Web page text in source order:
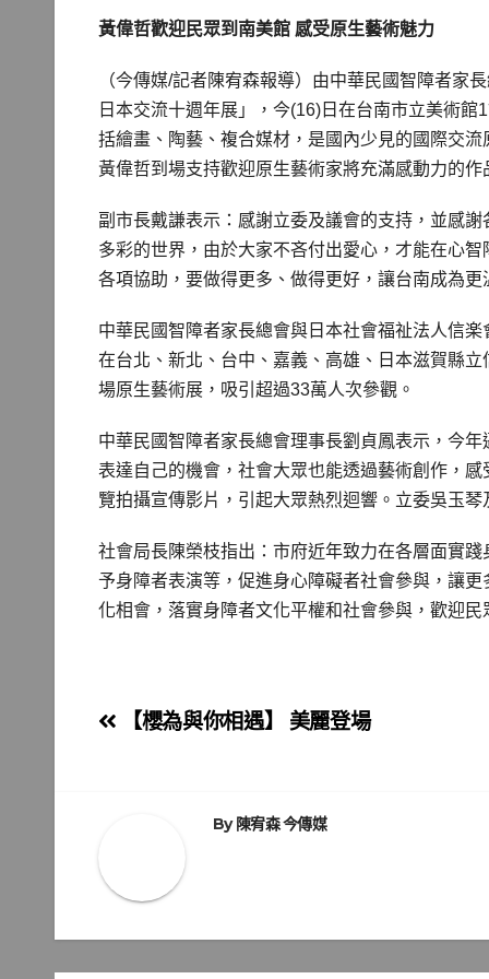
黃偉哲歡迎民眾到南美館 感受原生藝術魅力
（今傳媒/記者陳宥森報導） 由中華民國智障者家
日本交流十週年展」，今(16)日在台南市立美術
括繪畫、陶藝、複合媒材，是國內少見的國際交
黃偉哲到場支持歡迎原生藝術家將充滿感動力的
副市長戴謙表示：感謝立委及議會的支持，並感
多彩的世界，由於大家不吝付出愛心，才能在心
各項協助，要做得更多、做得更好，讓台南成為更
中華民國智障者家長總會與日本社會福祉法人信
在台北、新北、台中、嘉義、高雄、日本滋賀縣
場原生藝術展，吸引超過33萬人次參觀。
中華民國智障者家長總會理事長劉貞鳳表示，今
表達自己的機會，社會大眾也能透過藝術創作，
覽拍攝宣傳影片，引起大眾熱烈迴響。立委吳玉
社會局長陳榮枝指出：市府近年致力在各層面實
予身障者表演等，促進身心障礙者社會參與，讓
化相會，落實身障者文化平權和社會參與，歡迎
文
覽
【櫻為與你相遇】 美麗登場
By陳宥森 今傳媒